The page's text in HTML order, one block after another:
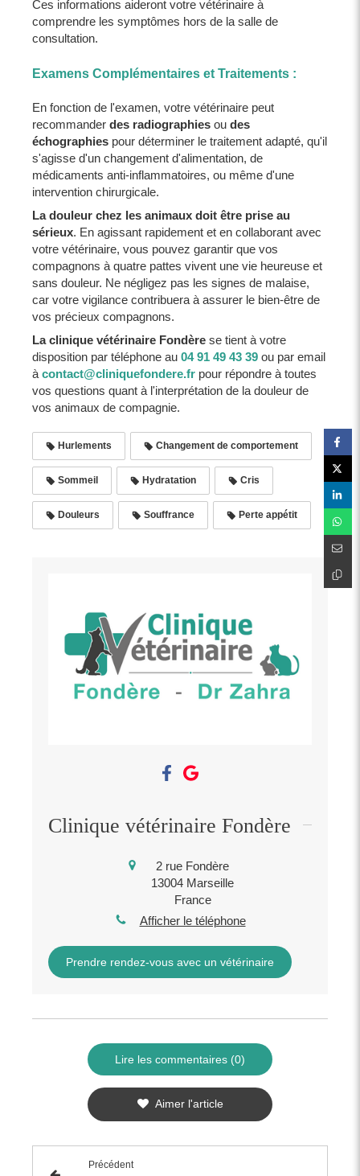
Ces informations aideront votre vétérinaire à
comprendre les symptômes hors de la salle de
consultation.
Examens Complémentaires et Traitements :
En fonction de l'examen, votre vétérinaire peut
recommander des radiographies ou des
échographies pour déterminer le traitement adapté, qu'il
s'agisse d'un changement d'alimentation, de
médicaments anti-inflammatoires, ou même d'une
intervention chirurgicale.
La douleur chez les animaux doit être prise au
sérieux. En agissant rapidement et en collaborant avec
votre vétérinaire, vous pouvez garantir que vos
compagnons à quatre pattes vivent une vie heureuse et
sans douleur. Ne négligez pas les signes de malaise,
car votre vigilance contribuera à assurer le bien-être de
vos précieux compagnons.
La clinique vétérinaire Fondère se tient à votre
disposition par téléphone au 04 91 49 43 39 ou par email
à contact@cliniquefondere.fr pour répondre à toutes
vos questions quant à l'interprétation de la douleur de
vos animaux de compagnie.
Hurlements Changement de comportement
Sommeil Hydratation Cris
Douleurs Souffrance Perte appétit
Clinique vétérinaire Fondère
2 rue Fondère
13004 Marseille
France
Afficher le téléphone
Prendre rendez-vous avec un vétérinaire
Lire les commentaires (0)
Aimer l'article
Précédent